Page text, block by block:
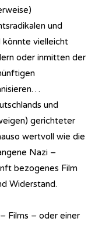
und
könnte vielleicht
oder inmitten der
und
gerichteter
wertvoll wie die
Nazi –
bezogenes Film
Widerstand.
Films – oder einer